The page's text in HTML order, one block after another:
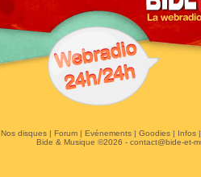
Nos disques| Forum| Evénements| Goodies| Infos
Bide & Musique ©2026 - contact@bide-et-